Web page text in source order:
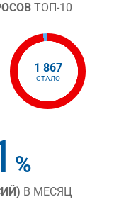
ТОП-10
1 867
СТАЛО
%
В МЕСЯЦ